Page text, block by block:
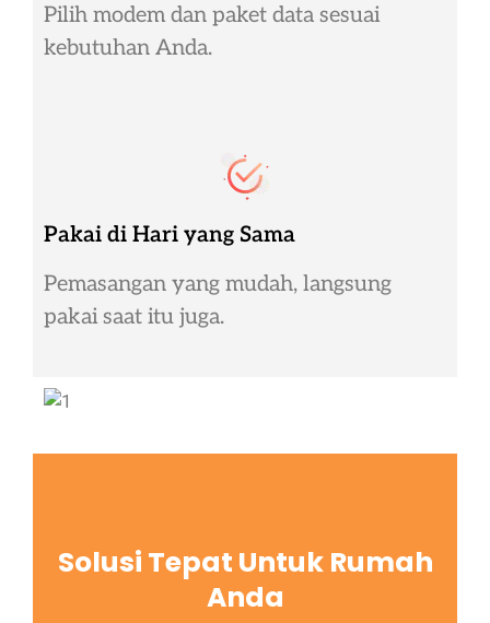
Pilih modem dan paket data sesuai
kebutuhan Anda.
Pakai di Hari yang Sama
Pemasangan yang mudah, langsung
pakai saat itu juga.
Solusi Tepat Untuk Rumah
Anda